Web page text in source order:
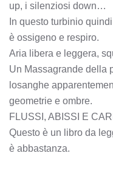
up, i silenziosi down…
In questo turbinio
è ossigeno e respiro.
Aria libera e leggera,
Un Massagrande della
losanghe
geometrie e ombre.
FLUSSI, ABISSI E
Questo è un libro da
è abbastanza.